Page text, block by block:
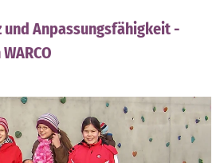
und Anpassungsfähigkeit -